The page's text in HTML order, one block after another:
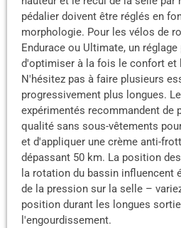
pédalier doivent être réglés en
morphologie. Pour les vélos de
Endurace ou Ultimate, un
d'optimiser à la fois le confort et
N'hésitez pas à faire plusieurs
progressivement plus longues.
expérimentés recommandent de
qualité sans sous-vêtements
et d'appliquer une crème anti-
dépassant 50 km. La position
la rotation du bassin influencent
de la pression sur la selle –
position durant les longues
l'engourdissement.